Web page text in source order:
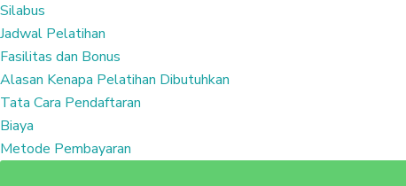
Silabus
Jadwal Pelatihan
Fasilitas dan Bonus
Alasan Kenapa Pelatihan Dibutuhkan
Tata Cara Pendaftaran
Biaya
Metode Pembayaran